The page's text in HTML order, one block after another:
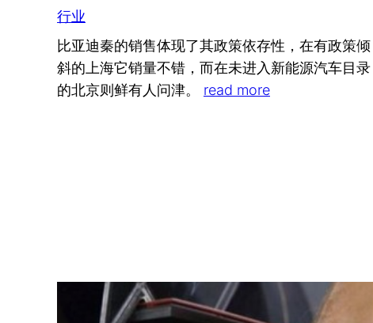
行业
比亚迪秦的销售体现了其政策依存性，在有政策倾
斜的上海它销量不错，而在未进入新能源汽车目录
的北京则鲜有人问津。 read more